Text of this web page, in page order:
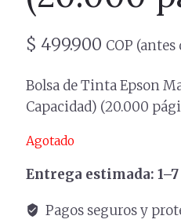
$ 499.900 COP (antes
Bolsa de Tinta Epson
Capacidad) (20.000
Agotado
Entrega estimada:
Pagos seguros y